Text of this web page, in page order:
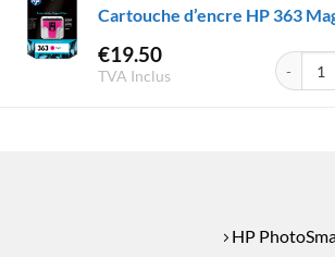
HP 364 Magenta
Cartouche d’encre HP 363
€19.50
TVA Inclus
quantité
HP